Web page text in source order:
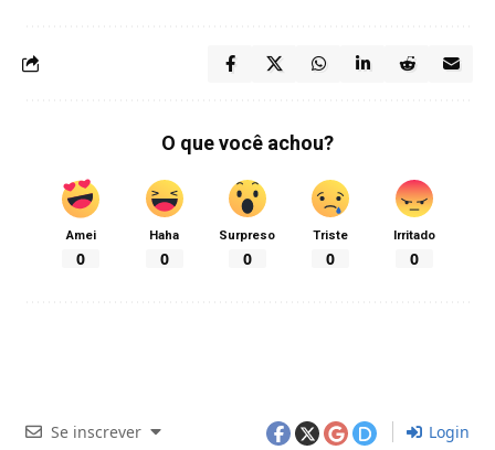
O que você achou?
Amei
0
Haha
0
Surpreso
0
Triste
0
Irritado
0
Se inscrever Login